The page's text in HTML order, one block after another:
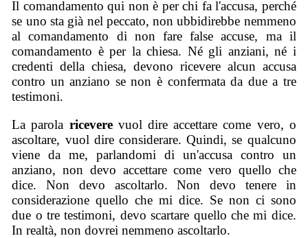
Il comandamento qui non è per chi fa l'accusa, perché
se uno sta già nel peccato, non ubbidirebbe nemmeno
al comandamento di non fare false accuse, ma il
comandamento è per la chiesa. Né gli anziani, né i
credenti della chiesa, devono ricevere alcun accusa
contro un anziano se non è confermata da due a tre
testimoni.
La parola riceverevuol dire accettare come vero, o
ascoltare, vuol dire considerare. Quindi, se qualcuno
viene da me, parlandomi di un'accusa contro un
anziano, non devo accettare come vero quello che
dice. Non devo ascoltarlo. Non devo tenere in
considerazione quello che mi dice. Se non ci sono
due o tre testimoni, devo scartare quello che mi dice.
In realtà, non dovrei nemmeno ascoltarlo.